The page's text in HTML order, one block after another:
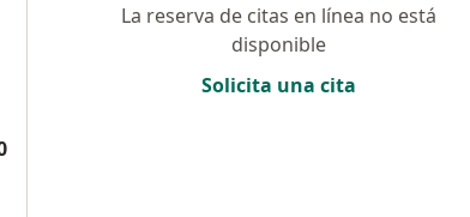
La reserva de citas en línea no está
disponible
Solicita una cita